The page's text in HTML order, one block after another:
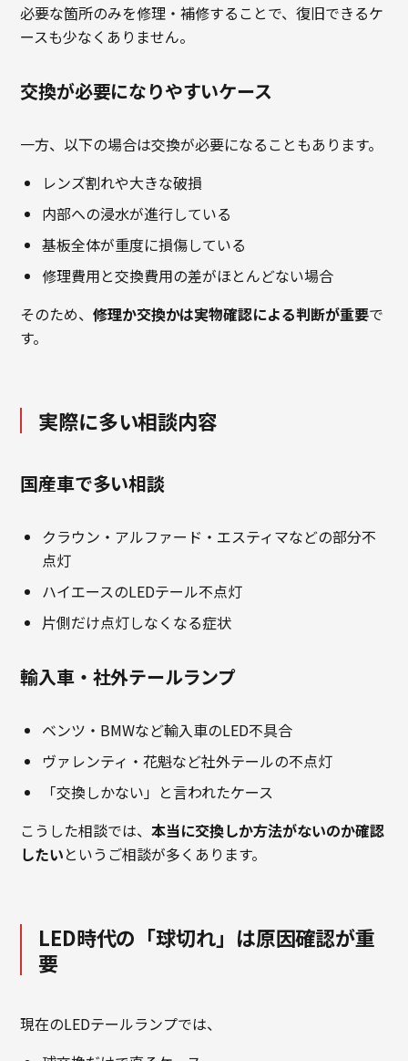
必要な箇所のみを修理・補修することで、復旧できるケ
ースも少なくありません。
交換が必要になりやすいケース
一方、以下の場合は交換が必要になることもあります。
レンズ割れや大きな破損
内部への浸水が進行している
基板全体が重度に損傷している
修理費用と交換費用の差がほとんどない場合
そのため、修理か交換かは実物確認による判断が重要で
す。
実際に多い相談内容
国産車で多い相談
クラウン・アルファード・エスティマなどの部分不
点灯
ハイエースのLEDテール不点灯
片側だけ点灯しなくなる症状
輸入車・社外テールランプ
ベンツ・BMWなど輸入車のLED不具合
ヴァレンティ・花魁など社外テールの不点灯
「交換しかない」と言われたケース
こうした相談では、本当に交換しか方法がないのか確認
したいというご相談が多くあります。
LED時代の「球切れ」は原因確認が重
要
現在のLEDテールランプでは、